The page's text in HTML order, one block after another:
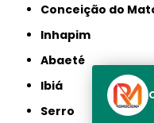
Conceição do
Inhapim
Abaeté
Ibiá
Serro